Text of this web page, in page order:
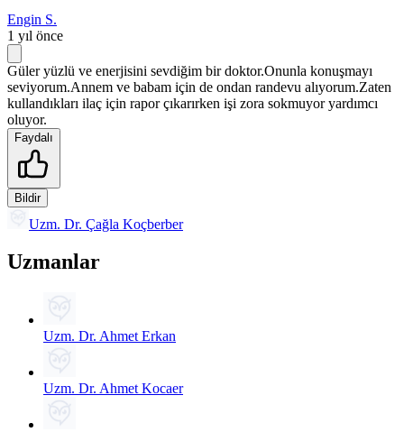
Engin S.
1 yıl önce
Güler yüzlü ve enerjisini sevdiğim bir doktor.Onunla konuşmayı
seviyorum.Annem ve babam için de ondan randevu alıyorum.Zaten
kullandıkları ilaç için rapor çıkarırken işi zora sokmuyor yardımcı
oluyor.
Faydalı
Bildir
Uzm. Dr. Çağla Koçberber
Uzmanlar
Uzm. Dr. Ahmet Erkan
Uzm. Dr. Ahmet Kocaer